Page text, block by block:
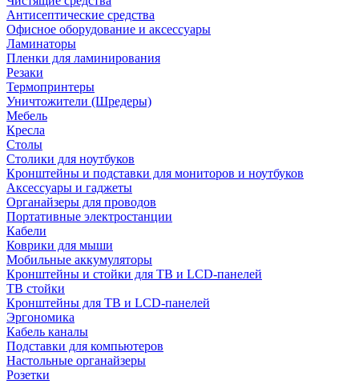
Антисептические средства
Офисное оборудование и аксессуары
Ламинаторы
Пленки для ламинирования
Резаки
Термопринтеры
Уничтожители (Шредеры)
Мебель
Кресла
Столы
Столики для ноутбуков
Кронштейны и подставки для мониторов и ноутбуков
Аксессуары и гаджеты
Органайзеры для проводов
Портативные электростанции
Кабели
Коврики для мыши
Мобильные аккумуляторы
Кронштейны и стойки для ТВ и LCD-панелей
ТВ стойки
Кронштейны для ТВ и LCD-панелей
Эргономика
Кабель каналы
Подставки для компьютеров
Настольные органайзеры
Розетки